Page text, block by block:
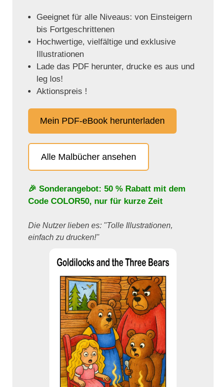
Geeignet für alle Niveaus: von Einsteigern
bis Fortgeschrittenen
Hochwertige, vielfältige und exklusive
Illustrationen
Lade das PDF herunter, drucke es aus und
leg los!
Aktionspreis !
Mein PDF-eBook herunterladen
Alle Malbücher ansehen
🎉 Sonderangebot: 50 % Rabatt mit dem
Code COLOR50, nur für kurze Zeit
Die Nutzer lieben es: "Tolle Illustrationen,
einfach zu drucken!"